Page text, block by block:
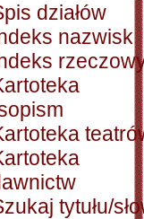
działów
nazwisk
tytułu/